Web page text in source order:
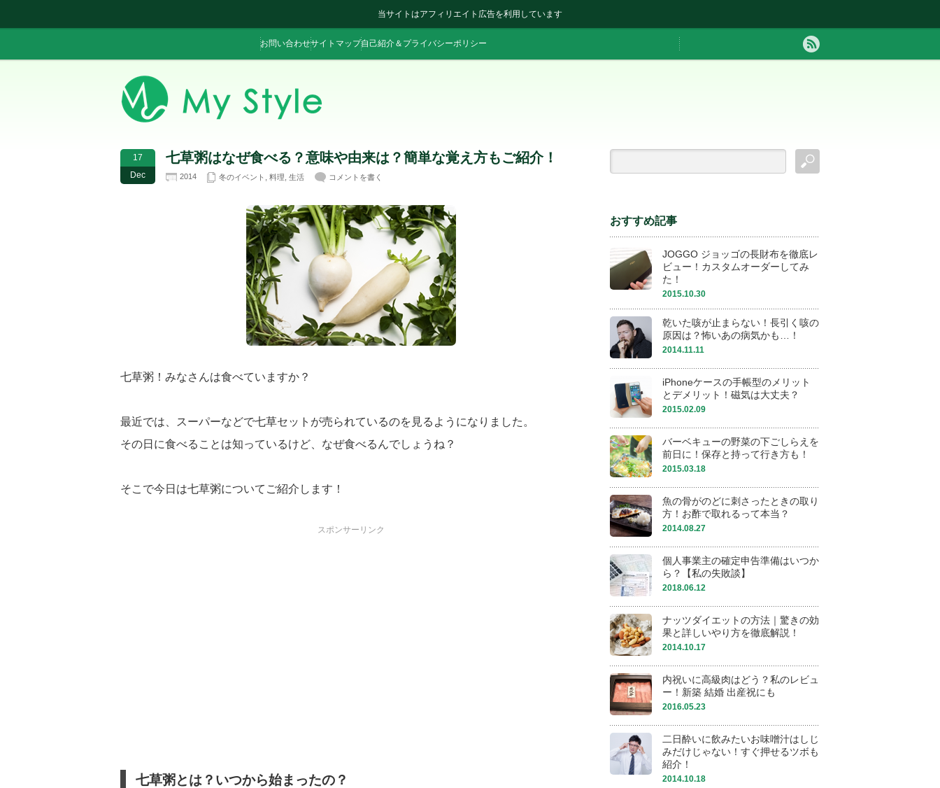
当サイトはアフィリエイト広告を利用しています
お問い合わせサイトマップ自己紹介＆プライバシーポリシー
17
Dec
七草粥はなぜ食べる？意味や由来は？簡単な覚え方もご紹介！
2014 冬のイベント 料理 生活 コメントを書く
七草粥！みなさんは食べていますか？
最近では、スーパーなどで七草セットが売られているのを見るようになりました。
その日に食べることは知っているけど、なぜ食べるんでしょうね？
そこで今日は七草粥についてご紹介します！
スポンサーリンク
七草粥とは？いつから始まったの？
おすすめ記事
JOGGO ジョッゴの長財布を徹底レ
ビュー！カスタムオーダーしてみ
た！
2015.10.30
乾いた咳が止まらない！長引く咳の
原因は？怖いあの病気かも…！
2014.11.11
iPhoneケースの手帳型のメリット
とデメリット！磁気は大丈夫？
2015.02.09
バーベキューの野菜の下ごしらえを
前日に！保存と持って行き方も！
2015.03.18
魚の骨がのどに刺さったときの取り
方！お酢で取れるって本当？
2014.08.27
個人事業主の確定申告準備はいつか
ら？【私の失敗談】
2018.06.12
ナッツダイエットの方法｜驚きの効
果と詳しいやり方を徹底解説！
2014.10.17
内祝いに高級肉はどう？私のレビュ
ー！新築 結婚 出産祝にも
2016.05.23
二日酔いに飲みたいお味噌汁はしじ
みだけじゃない！すぐ押せるツボも
紹介！
2014.10.18